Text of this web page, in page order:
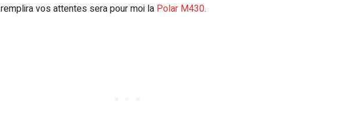
vos attentes sera pour moi la Polar M430.